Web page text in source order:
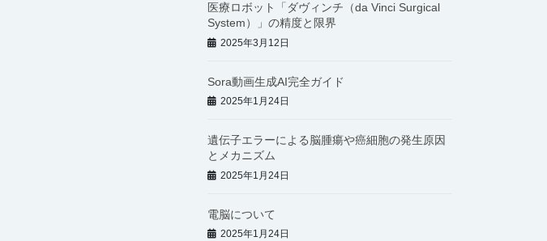
医療ロボット「ダヴィンチ（da Vinci Surgical
System）」の精度と限界
2025年3月12日
Sora動画生成AI完全ガイド
2025年1月24日
遺伝子エラーによる脳腫瘍や癌細胞の発生原因
とメカニズム
2025年1月24日
電脳について
2025年1月24日